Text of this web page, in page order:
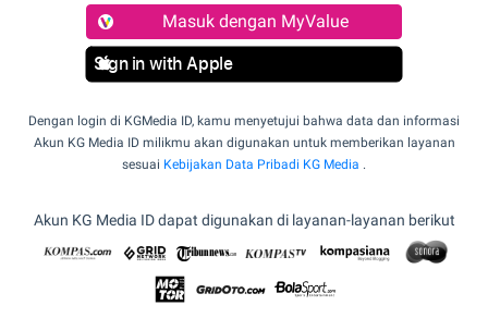
Masuk dengan MyValue
Sign in with Apple
Dengan login di KGMedia ID, kamu menyetujui bahwa data dan informasi
Akun KG Media ID milikmu akan digunakan untuk memberikan layanan
sesuai Kebijakan Data Pribadi KG Media .
Akun KG Media ID dapat digunakan di layanan-layanan berikut